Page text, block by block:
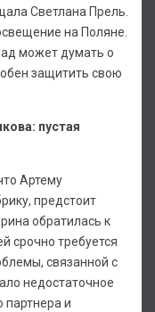
Светлана Прель.
на Поляне.
может думать о
защитить свою
пустая
Артему
предстоит
обратилась к
срочно требуется
связанной с
недостаточное
партнера и